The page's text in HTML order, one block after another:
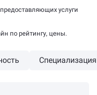
по рейтингу, цены.
Специализация